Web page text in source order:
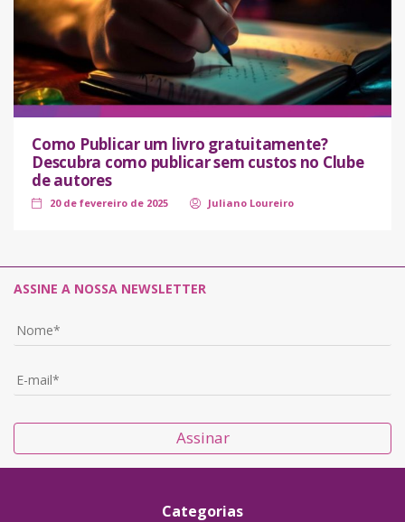
Como Publicar um livro gratuitamente?
Descubra como publicar sem custos no Clube
de autores
20 de fevereiro de 2025 Juliano Loureiro
ASSINE A NOSSA NEWSLETTER
Assinar
Categorias